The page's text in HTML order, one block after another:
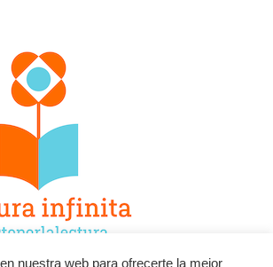
nuestra web para ofrecerte la mejor